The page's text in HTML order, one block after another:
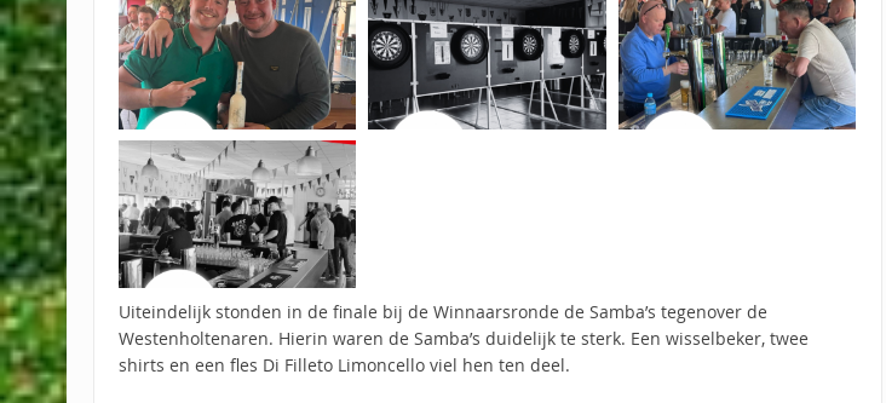
Uiteindelijk stonden in de finale bij de Winnaarsronde de Samba’s tegenover de
Westenholtenaren. Hierin waren de Samba’s duidelijk te sterk. Een wisselbeker, twee
shirts en een fles Di Filleto Limoncello viel hen ten deel.